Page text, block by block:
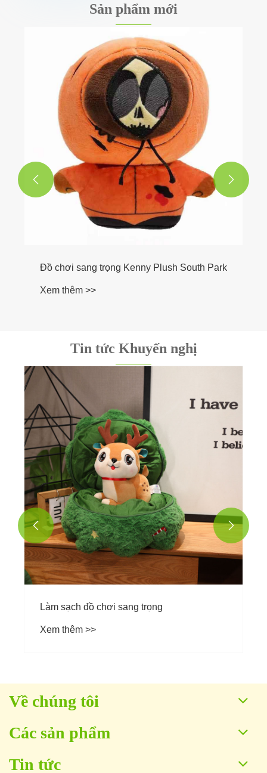
Sản phẩm mới
Ngày lễ tình nhân gấu Teddy
Xem thêm >>
 
Tin tức Khuyến nghị
Tại sao da đồ chơi nhồi bông là thứ lớn tiếp
theo trong đồ chơi sang trọng
Xem thêm >>
 
Về chúng tôi
Các sản phẩm
Tin tức